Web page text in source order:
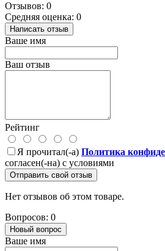
Отзывов: 0
Средняя оценка: 0
Написать отзыв
Ваше имя
Ваш отзыв
Рейтинг
Я прочитал(-а) Политика
согласен(-на) с условиями
Отправить свой отзыв
Нет отзывов об этом товаре.
Вопросов: 0
Новый вопрос
Ваше имя